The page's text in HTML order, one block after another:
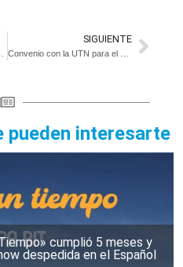
SIGUIENTE
pueden interesarte
cumplió 5 meses y
despedida en el Español